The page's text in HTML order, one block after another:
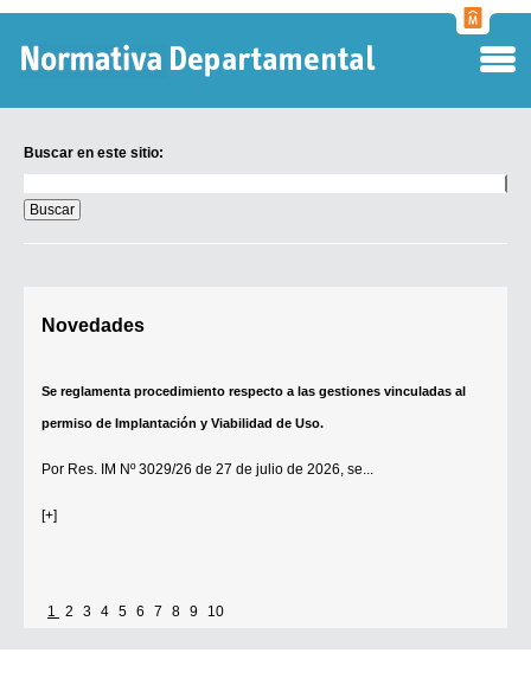
Buscar en este sitio:
en
este
sitio:
Novedades
Se reglamenta procedimiento respecto a las gestiones vinculadas al
permiso de Implantación y Viabilidad de Uso.
Por Res. IM Nº 3029/26 de 27 de julio de 2026, se...
[+]
1 2 3 4 5 6 7 8 9 10